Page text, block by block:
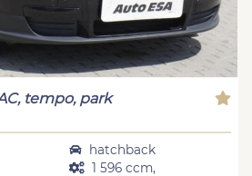
tempo, park
hatchback
1 596 ccm,